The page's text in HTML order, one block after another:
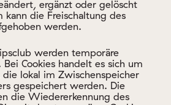
werden.
werden temporäre
Cookies handelt es sich um
lokal im Zwischenspeicher
gespeichert werden. Die
die Wiedererkennung des
mit den temporären Cookies
nicht dazu benutzt, den
persönlich zu identifizieren
Daten